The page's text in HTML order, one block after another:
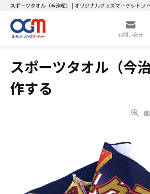
スポーツタオル（今治産） | オリジナルグッズマーケット
お問い合せ
スポーツタオル（今
作する